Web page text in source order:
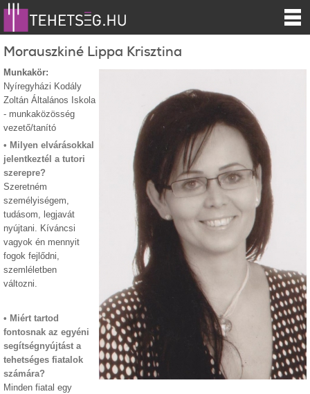
Morauszkiné Lippa Krisztina
Munkakör:
Nyíregyházi Kodály
Zoltán Általános Iskola
- munkaközösség
vezető/tanító
• Milyen elvárásokkal
jelentkeztél a tutori
szerepre?
Szeretném
személyiségem,
tudásom, legjavát
nyújtani. Kíváncsi
vagyok én mennyit
fogok fejlődni,
szemléletben
változni.
• Miért tartod
fontosnak az egyéni
segítségnyújtást a
tehetséges fiatalok
számára?
Minden fiatal egy